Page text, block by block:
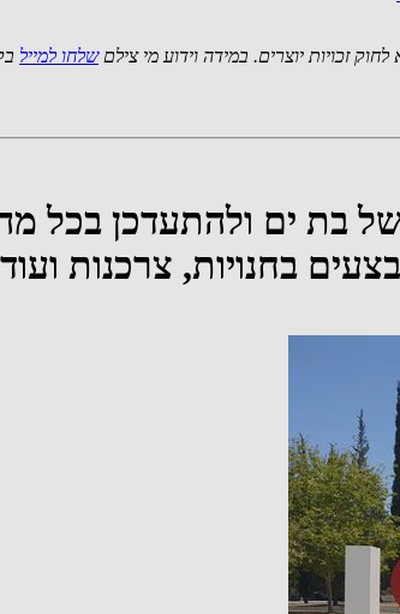
שלחו למייל
בת ים ולהתעדכן בכל
בחנויות, צרכנות